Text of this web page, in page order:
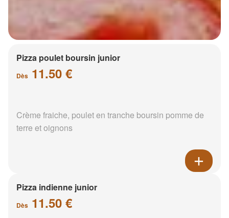
Pizza poulet boursin junior
Dès 11.50 €
Crème fraiche, poulet en tranche boursin pomme de
terre et oignons
Pizza indienne junior
Dès 11.50 €